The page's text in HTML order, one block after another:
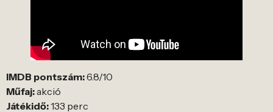
IMDB pontszám:6.8/10
Műfaj:akció
Játékidő:133 perc